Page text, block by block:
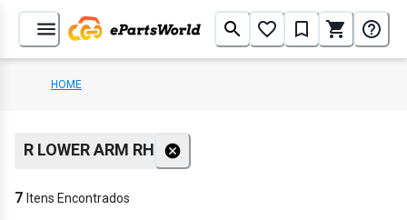
HOME
R LOWER ARM RH
7 Itens Encontrados